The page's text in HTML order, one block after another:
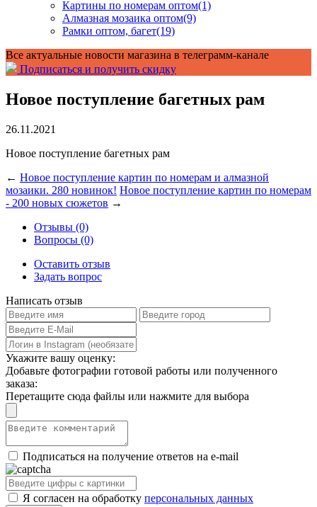
Картины по номерам оптом(1)
Алмазная мозаика оптом(9)
Рамки оптом, багет(19)
Все актуальные новости магазина в телеграмм-канале
Подписаться и получить скидку
Новое поступление багетных рам
26.11.2021
Новое поступление багетных рам
← Новое поступление картин по номерам и алмазной
мозаики. 280 новинок! Новое поступление картин по номерам
- 200 новых сюжетов →
Отзывы (0)
Вопросы (0)
Оставить отзыв
Задать вопрос
Написать отзыв
Укажите вашу оценку:
Добавьте фотографии готовой работы или полученного
заказа:
Перетащите сюда файлы или нажмите для выбора
Подписаться на получение ответов на e-mail
Я согласен на обработку персональных данных